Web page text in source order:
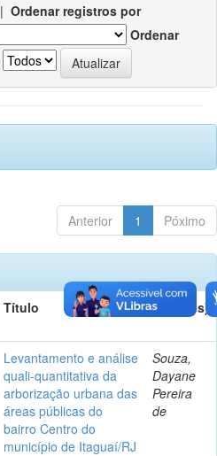
| Ordenar registros por
Ordenar
Anterior 1 Póximo
Título Autor(es)
Levantamento e análise
quali-quantitativa da
arborização urbana das
áreas públicas do
bairro Centro do
município de Itaguaí/RJ
Souza,
Dayane
Pereira
de